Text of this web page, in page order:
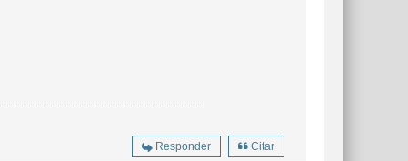
Responder Citar